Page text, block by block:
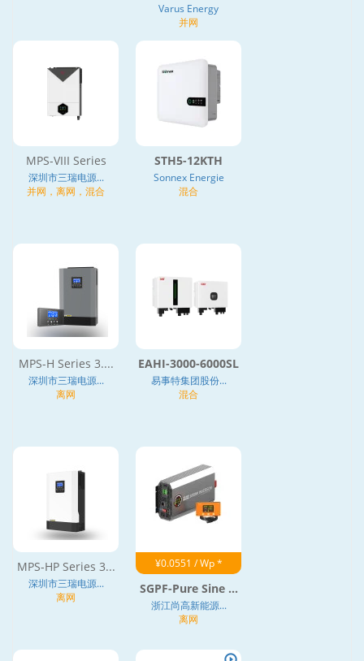
Varus Energy
并网
MPS-VIII Series
深圳市三瑞电源...
并网，离网，混合
STH5-12KTH
Sonnex Energie
混合
MPS-H Series 3....
深圳市三瑞电源...
离网
EAHI-3000-6000SL
易事特集团股份...
混合
MPS-HP Series 3...
深圳市三瑞电源...
离网
¥0.0551 / Wp *
SGPF-Pure Sine ...
浙江尚高新能源...
离网